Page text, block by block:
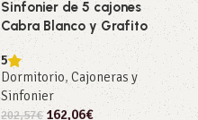
Sinfonier de 5 cajones
Cabra Blanco y Grafito
5
Dormitorio, Cajoneras y
Sinfonier
202,57€ 162,06€